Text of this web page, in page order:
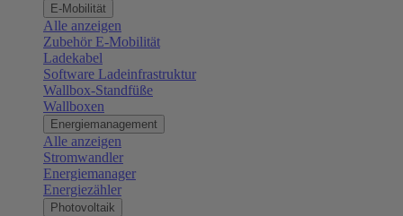
E-Mobilität
Alle anzeigen
Zubehör E-Mobilität
Ladekabel
Software Ladeinfrastruktur
Wallbox-Standfüße
Wallboxen
Energiemanagement
Alle anzeigen
Stromwandler
Energiemanager
Energiezähler
Photovoltaik